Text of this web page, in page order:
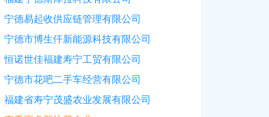
宁德易起收供应链管理有限公司
宁德市博生仟新能源科技有限公司
恒诺世佳福建寿宁工贸有限公司
宁德市花吧二手车经营有限公司
福建省寿宁茂盛农业发展有限公司